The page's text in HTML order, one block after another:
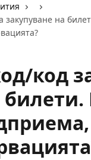
на
код